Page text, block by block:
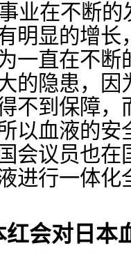
业在不断
明显的增
一直在不
的隐患，
不到保障
以血液的
会议员也
进行一体
红会对日本